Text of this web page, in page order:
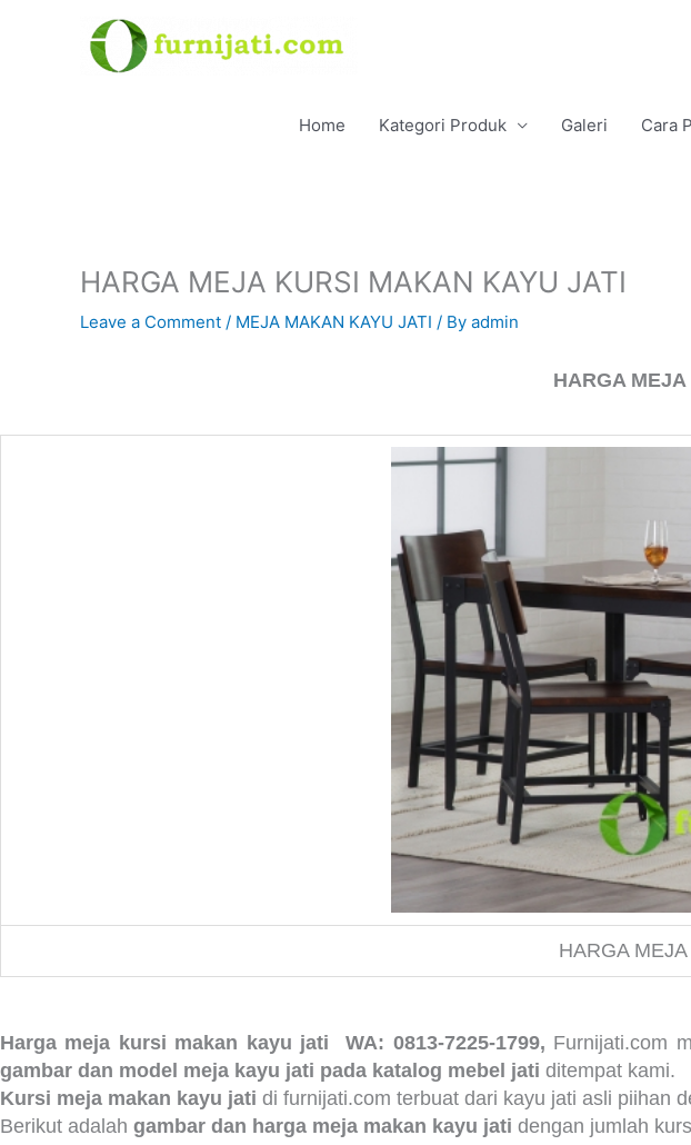
Home Kategori Produk Galeri Cara
HARGA MEJA KURSI MAKAN KAYU JATI
Leave a Comment / MEJA MAKAN KAYU JATI / By admin
HARGA
HARGA
Harga meja kursi makan kayu jati WA: 0813-7225-1799, Furnijati.com
gambar dan model meja kayu jati pada katalog mebel jati ditempat kami.
Kursi meja makan kayu jati di furnijati.com terbuat dari kayu jati asli piihan
Berikut adalah gambar dan harga meja makan kayu jati dengan jumlah